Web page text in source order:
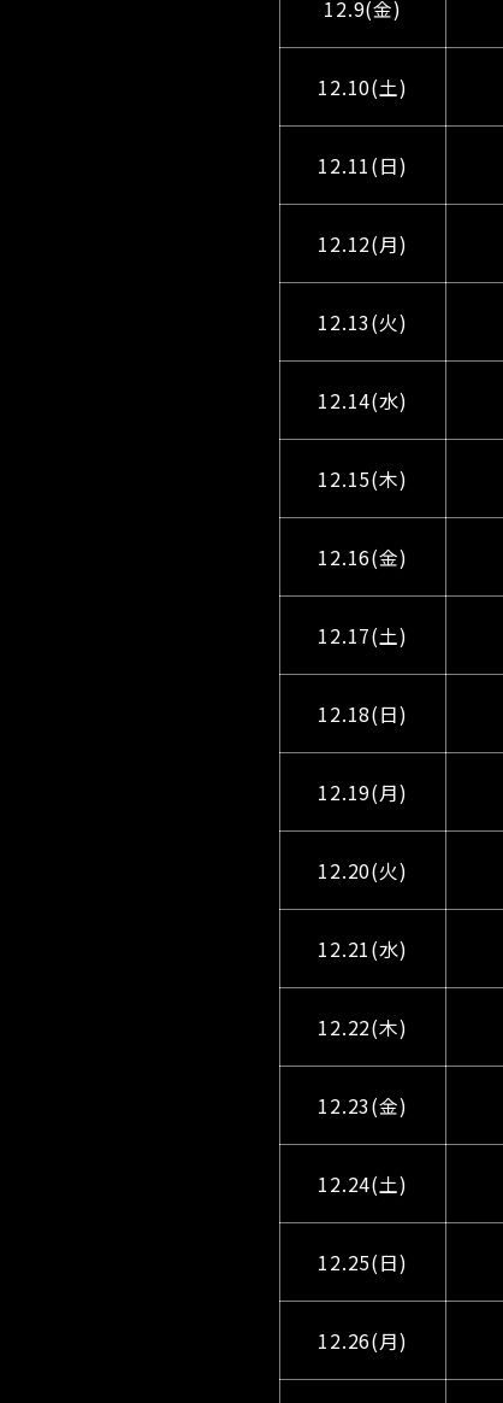
12.9(金)
12.10(土)
12.11(日)
12.12(月)
12.13(火)
12.14(水)
12.15(木)
12.16(金)
12.17(土)
12.18(日)
12.19(月)
12.20(火)
12.21(水)
12.22(木)
12.23(金)
12.24(土)
12.25(日)
12.26(月)